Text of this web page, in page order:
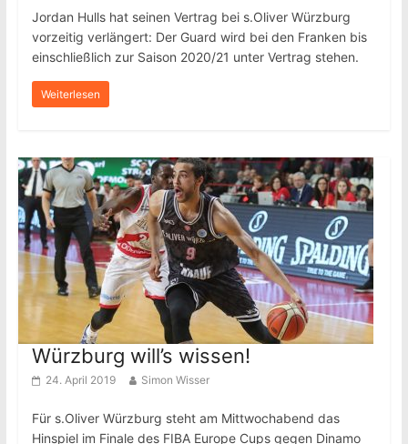
Jordan Hulls hat seinen Vertrag bei s.Oliver Würzburg
vorzeitig verlängert: Der Guard wird bei den Franken bis
einschließlich zur Saison 2020/21 unter Vertrag stehen.
Weiterlesen
Würzburg will’s wissen!
24. April 2019 Simon Wisser
Für s.Oliver Würzburg steht am Mittwochabend das
Hinspiel im Finale des FIBA Europe Cups gegen Dinamo